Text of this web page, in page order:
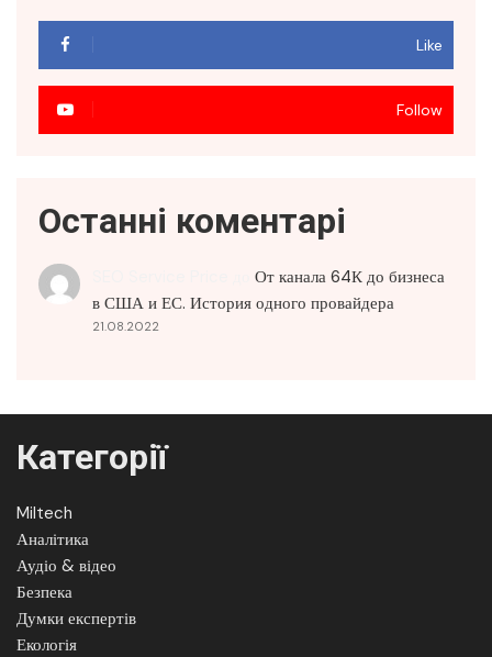
Like
Follow
Останні коментарі
От канала 64К до бизнеса
в США и ЕС. История одного провайдера
21.08.2022
Категорії
Miltech
Аналітика
Аудіо & відео
Безпека
Думки експертів
Екологія